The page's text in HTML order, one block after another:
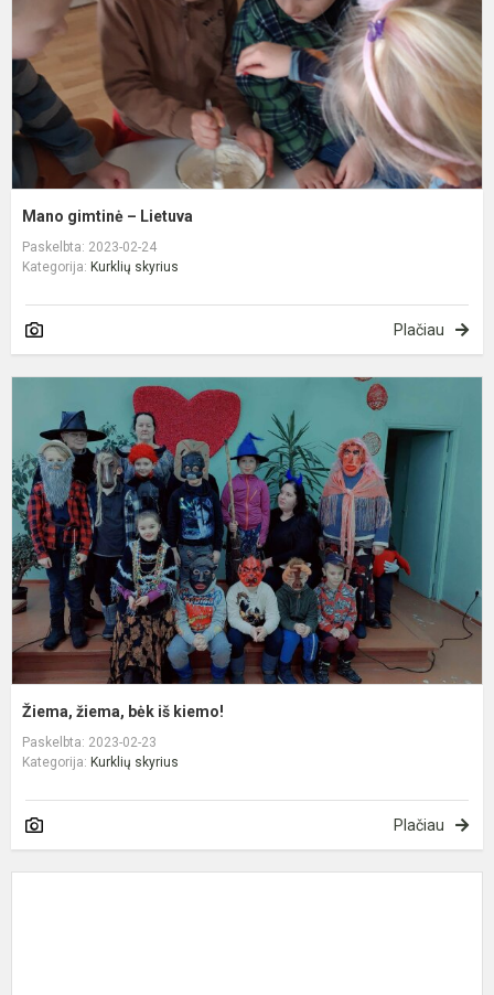
Mano gimtinė – Lietuva
Paskelbta: 2023-02-24
Kategorija: Kurklių skyrius
Plačiau
Žiema, žiema, bėk iš kiemo!
Paskelbta: 2023-02-23
Kategorija: Kurklių skyrius
Plačiau